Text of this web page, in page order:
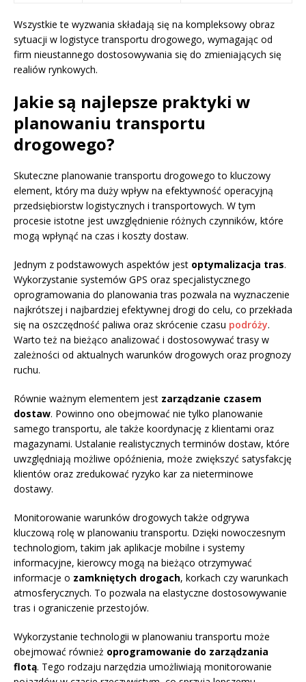
Wszystkie te wyzwania składają się na kompleksowy obraz
sytuacji w logistyce transportu drogowego, wymagając od
firm nieustannego dostosowywania się do zmieniających się
realiów rynkowych.
Jakie są najlepsze praktyki w
planowaniu transportu
drogowego?
Skuteczne planowanie transportu drogowego to kluczowy
element, który ma duży wpływ na efektywność operacyjną
przedsiębiorstw logistycznych i transportowych. W tym
procesie istotne jest uwzględnienie różnych czynników, które
mogą wpłynąć na czas i koszty dostaw.
Jednym z podstawowych aspektów jest optymalizacja tras.
Wykorzystanie systemów GPS oraz specjalistycznego
oprogramowania do planowania tras pozwala na wyznaczenie
najkrótszej i najbardziej efektywnej drogi do celu, co przekłada
się na oszczędność paliwa oraz skrócenie czasu podróży.
Warto też na bieżąco analizować i dostosowywać trasy w
zależności od aktualnych warunków drogowych oraz prognozy
ruchu.
Równie ważnym elementem jest zarządzanie czasem
dostaw. Powinno ono obejmować nie tylko planowanie
samego transportu, ale także koordynację z klientami oraz
magazynami. Ustalanie realistycznych terminów dostaw, które
uwzględniają możliwe opóźnienia, może zwiększyć satysfakcję
klientów oraz zredukować ryzyko kar za nieterminowe
dostawy.
Monitorowanie warunków drogowych także odgrywa
kluczową rolę w planowaniu transportu. Dzięki nowoczesnym
technologiom, takim jak aplikacje mobilne i systemy
informacyjne, kierowcy mogą na bieżąco otrzymywać
informacje o zamkniętych drogach, korkach czy warunkach
atmosferycznych. To pozwala na elastyczne dostosowywanie
tras i ograniczenie przestojów.
Wykorzystanie technologii w planowaniu transportu może
obejmować również oprogramowanie do zarządzania
flotą. Tego rodzaju narzędzia umożliwiają monitorowanie